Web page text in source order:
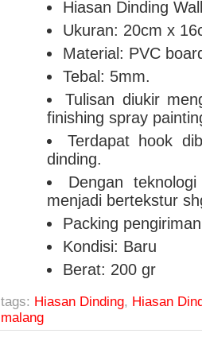
Hiasan Dinding
Ukuran: 20cm x
Material: PVC
Tebal: 5mm.
Tulisan diukir
finishing spray
Terdapat hook
dinding.
Dengan
menjadi bertekstur
Packing
Kondisi: Baru
Berat: 200 gr
tags: Hiasan Dinding, Hiasan
malang